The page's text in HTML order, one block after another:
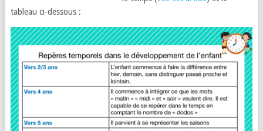
tableau ci-dessous :